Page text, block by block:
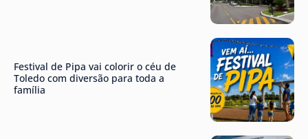
Festival de Pipa vai colorir o céu de
Toledo com diversão para toda a
família